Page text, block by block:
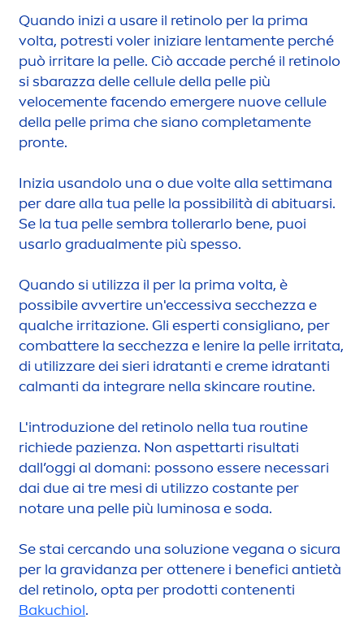
Quando inizi a usare il retinolo per la prima
volta, potresti voler iniziare lentamente perché
può irritare la pelle. Ciò accade perché il retinolo
si sbarazza delle cellule della pelle più
velocemente facendo emergere nuove cellule
della pelle prima che siano completamente
pronte.
Inizia usandolo una o due volte alla settimana
per dare alla tua pelle la possibilità di abituarsi.
Se la tua pelle sembra tollerarlo bene, puoi
usarlo gradualmente più spesso.
Quando si utilizza il per la prima volta, è
possibile avvertire un'eccessiva secchezza e
qualche irritazione. Gli esperti consigliano, per
combattere la secchezza e lenire la pelle irritata,
di utilizzare dei sieri idratanti ecreme idratanti
calmanti da integrare nella skincare routine.
L'introduzione del retinolo nella tua routine
richiede pazienza. Non aspettarti risultati
dall’oggi al domani: possono essere necessari
dai due ai tre mesi di utilizzo costante per
notare una pelle più luminosa e soda.
Se stai cercando una soluzione vegana o sicura
per la gravidanza per ottenere i benefici antietà
del retinolo, opta per prodotti contenenti
Bakuchiol.